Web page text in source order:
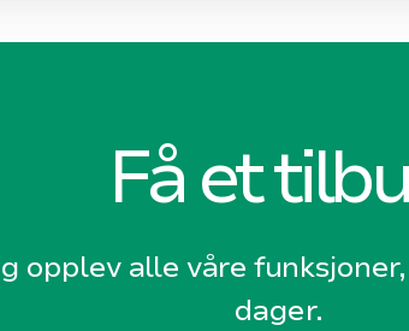
Få et
opplev alle våre
dager.